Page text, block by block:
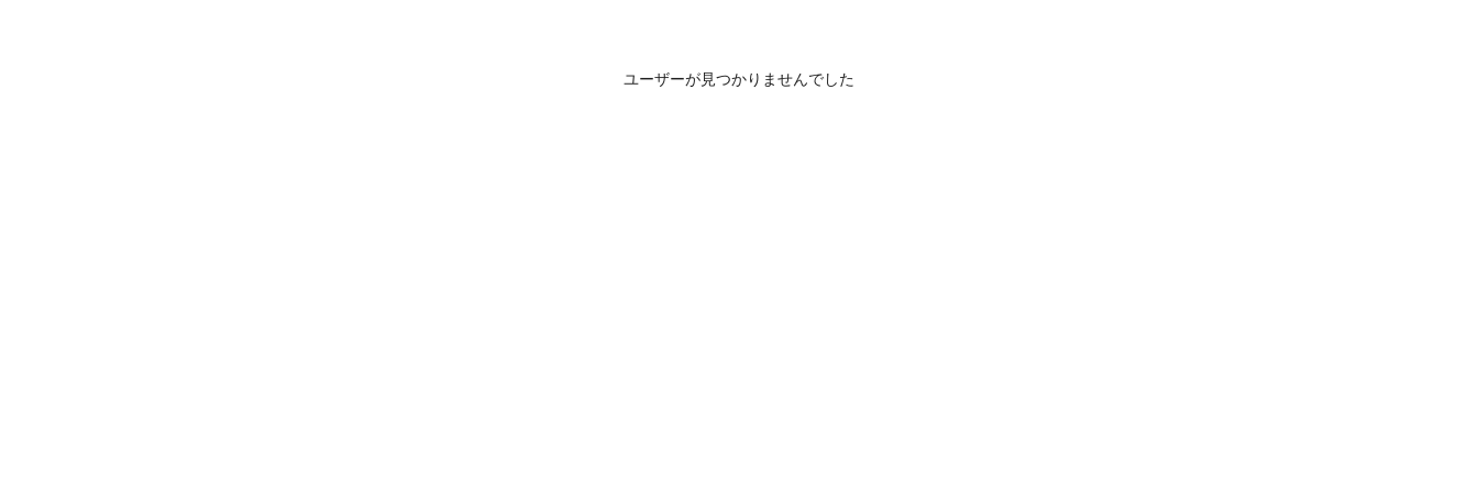
ユーザーが見つかりませんでした